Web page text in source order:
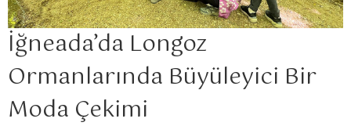
İğneada’da Longoz
Ormanlarında Büyüleyici Bir
Moda Çekimi